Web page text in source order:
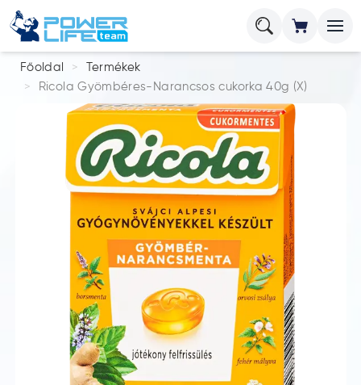
Főoldal
Termékek
Ricola Gyömbéres-Narancsos cukorka 40g (X)